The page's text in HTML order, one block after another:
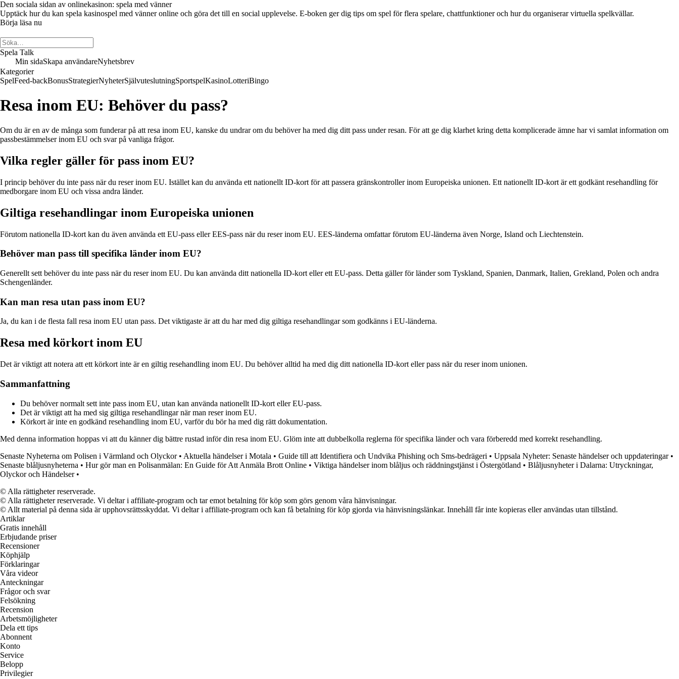
Den sociala sidan av onlinekasinon: spela med vänner
Upptäck hur du kan spela kasinospel med vänner online och göra det till en social upplevelse. E-boken ger dig tips om spel för flera spelare, chattfunktioner och hur du organiserar virtuella spelkvällar.
Börja läsa nu
Spela Talk
Min sidaSkapa användareNyhetsbrev
Kategorier
SpelFeed-backBonusStrategierNyheterSjälvuteslutningSportspelKasinoLotteriBingo
Resa inom EU: Behöver du pass?
Om du är en av de många som funderar på att resa inom EU, kanske du undrar om du behöver ha med dig ditt pass under resan. För att ge dig klarhet kring detta komplicerade ämne har vi samlat information om
passbestämmelser inom EU och svar på vanliga frågor.
Vilka regler gäller för pass inom EU?
I princip behöver du inte pass när du reser inom EU. Istället kan du använda ett nationellt ID-kort för att passera gränskontroller inom Europeiska unionen. Ett nationellt ID-kort är ett godkänt resehandling för
medborgare inom EU och vissa andra länder.
Giltiga resehandlingar inom Europeiska unionen
Förutom nationella ID-kort kan du även använda ett EU-pass eller EES-pass när du reser inom EU. EES-länderna omfattar förutom EU-länderna även Norge, Island och Liechtenstein.
Behöver man pass till specifika länder inom EU?
Generellt sett behöver du inte pass när du reser inom EU. Du kan använda ditt nationella ID-kort eller ett EU-pass. Detta gäller för länder som Tyskland, Spanien, Danmark, Italien, Grekland, Polen och andra
Schengenländer.
Kan man resa utan pass inom EU?
Ja, du kan i de flesta fall resa inom EU utan pass. Det viktigaste är att du har med dig giltiga resehandlingar som godkänns i EU-länderna.
Resa med körkort inom EU
Det är viktigt att notera att ett körkort inte är en giltig resehandling inom EU. Du behöver alltid ha med dig ditt nationella ID-kort eller pass när du reser inom unionen.
Sammanfattning
Du behöver normalt sett inte pass inom EU, utan kan använda nationellt ID-kort eller EU-pass.
Det är viktigt att ha med sig giltiga resehandlingar när man reser inom EU.
Körkort är inte en godkänd resehandling inom EU, varför du bör ha med dig rätt dokumentation.
Med denna information hoppas vi att du känner dig bättre rustad inför din resa inom EU. Glöm inte att dubbelkolla reglerna för specifika länder och vara förberedd med korrekt resehandling.
Senaste Nyheterna om Polisen i Värmland och Olyckor• Aktuella händelser i Motala • Guide till att Identifiera och Undvika Phishing och Sms-bedrägeri • Uppsala Nyheter: Senaste händelser och uppdateringar•
Senaste blåljusnyheterna • Hur gör man en Polisanmälan: En Guide för Att Anmäla Brott Online • Viktiga händelser inom blåljus och räddningstjänst i Östergötland • Blåljusnyheter i Dalarna: Utryckningar,
Olyckor och Händelser•
© Alla rättigheter reserverade.
© Alla rättigheter reserverade. Vi deltar i affiliate-program och tar emot betalning för köp som görs genom våra hänvisningar.
© Allt material på denna sida är upphovsrättsskyddat. Vi deltar i affiliate-program och kan få betalning för köp gjorda via hänvisningslänkar. Innehåll får inte kopieras eller användas utan tillstånd.
Artiklar
Gratis innehåll
Erbjudande priser
Recensioner
Köphjälp
Förklaringar
Våra videor
Anteckningar
Frågor och svar
Felsökning
Recension
Arbetsmöjligheter
Dela ett tips
Abonnent
Konto
Service
Belopp
Privilegier